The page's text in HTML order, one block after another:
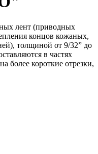
лент (приводных
концов кожаных,
толщиной от 9/32” до
в частях
более короткие отрезки,